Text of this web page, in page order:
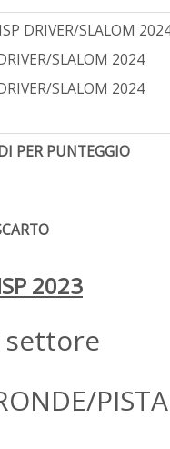
DRIVER/SLALOM
SLALOM 2024
SLALOM 2024
PER PUNTEGGIO
2023
settore
PISTA